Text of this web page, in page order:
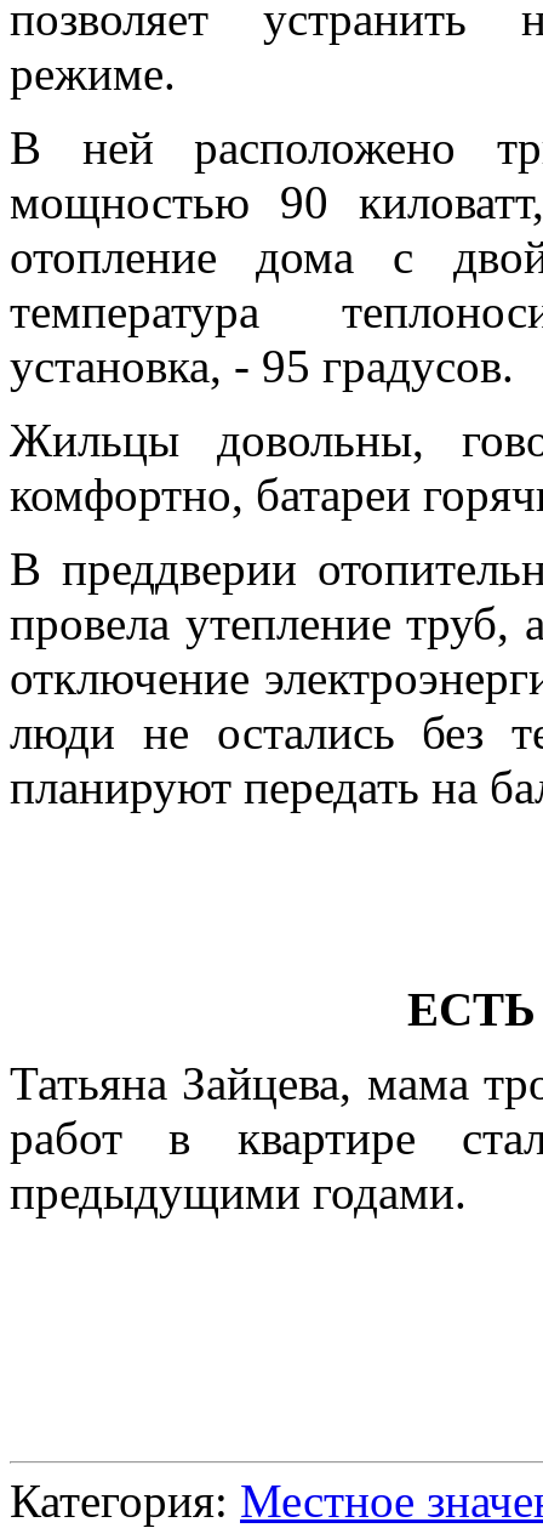
позволяет устранить
режиме.
В ней расположено
мощностью 90
отопление дома с
температура
установка, - 95 градусов.
Жильцы довольны,
комфортно, батареи
В преддверии
провела утепление труб,
отключение
люди не остались без
планируют передать на
Татьяна Зайцева, мама
работ в квартире
предыдущими годами.
Категория: Местное